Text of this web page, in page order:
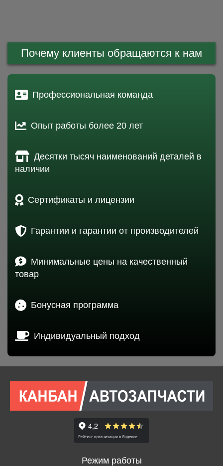
Почему клиенты обращаются к нам
Профессиональная команда
Опыт работы более 20 лет
Десятки тысяч наименований деталей в
наличии
Сертификаты и лицензии
Гарантии и гарантии от производителей
Минимальные цены на качественный
товар
Бонусная программа
Индивидуальный подход
Режим работы